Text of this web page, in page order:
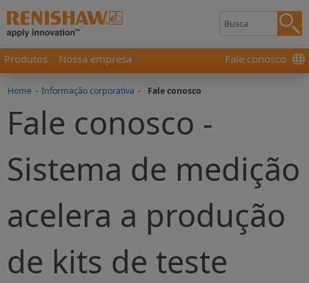
Produtos Nossa empresa Fale conosco
Home - Informação corporativa - Fale conosco
Fale conosco -
Sistema de medição
acelera a produção
de kits de teste